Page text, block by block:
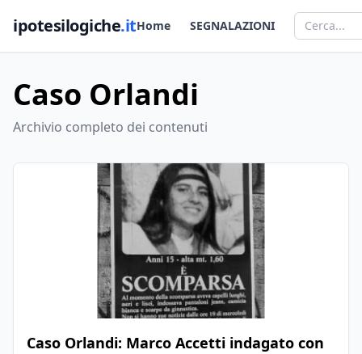
ipotesilogiche.itHome SEGNALAZIONI
Caso Orlandi
Archivio completo dei contenuti
Caso Orlandi: Marco Accetti indagato con